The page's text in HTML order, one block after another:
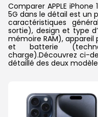
Comparer APPLE iPhone
5G dans le détail est un
caractéristiques
sortie), design et type
mémoire RAM), appareil
et batterie
charge).Découvrez ci-
détaillé des deux